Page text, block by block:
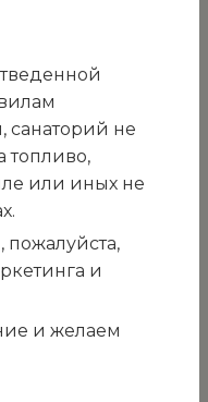
новой
аппаратом
комплекс
ЛОР-
воздействия
санаторий не
топливо,
или иных не
пожалуйста,
и
и желаем